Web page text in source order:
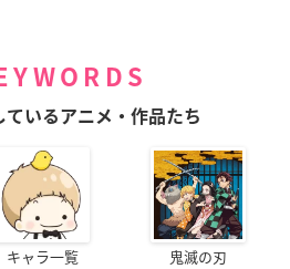
ているアニメ・作品たち
キャラ一覧 鬼滅の刃